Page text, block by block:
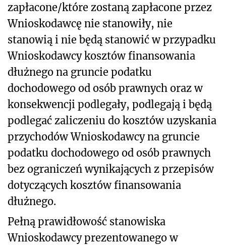
zapłacone/które zostaną zapłacone przez
Wnioskodawcę nie stanowiły, nie
stanowią i nie będą stanowić w przypadku
Wnioskodawcy kosztów finansowania
dłużnego na gruncie podatku
dochodowego od osób prawnych oraz w
konsekwencji podlegały, podlegają i będą
podlegać zaliczeniu do kosztów uzyskania
przychodów Wnioskodawcy na gruncie
podatku dochodowego od osób prawnych
bez ograniczeń wynikających z przepisów
dotyczących kosztów finansowania
dłużnego.
Pełną prawidłowość stanowiska
Wnioskodawcy prezentowanego w